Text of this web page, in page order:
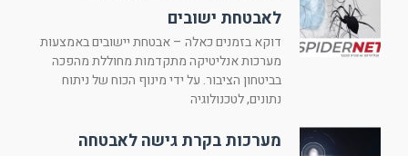
לאבטחת ישובים
דוקא בזמנים כאלה – אבטחת יישובים באמצעות
מערכות אנליטיקה מתקדמות מחוללת מהפכה
בביטחון הציבור. על ידי מינוף הכוח של ניתוח
נתונים, לטכנולוגיה
מערכות בקרת גישה לאבטחה